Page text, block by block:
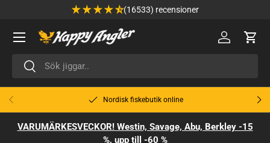
(16533) recensioner
SökSök
🔑 Logga
Meny
Tidigare Nordisk fiskebutik online
VARUMÄRKESVECKOR! Westin, Savage, Abu, Berkley -15
%, upp till -60 %